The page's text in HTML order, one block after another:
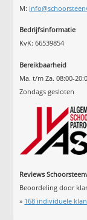
M:
Bedrijfsinformatie
KvK: 66539854
Bereikbaarheid
Ma. t/m Za. 08:00-
Zondags gesloten
Reviews
Beoordeling door
» 168 individuele